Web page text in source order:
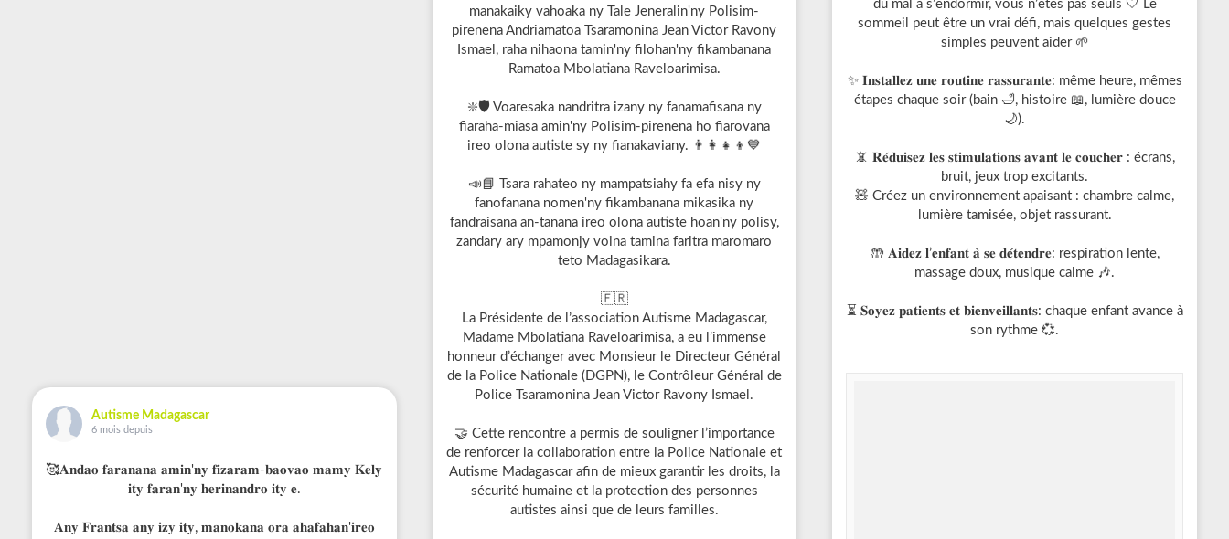
Autisme Madagascar
6 mois depuis
🥰𝐀𝐧𝐝𝐚𝐨 𝐟𝐚𝐫𝐚𝐧𝐚𝐧𝐚 𝐚𝐦𝐢𝐧'𝐧𝐲 𝐟𝐢𝐳𝐚𝐫𝐚𝐦-𝐛𝐚𝐨𝐯𝐚𝐨 𝐦𝐚𝐦𝐲 𝐊𝐞𝐥𝐲
𝐢𝐭𝐲 𝐟𝐚𝐫𝐚𝐧'𝐧𝐲 𝐡𝐞𝐫𝐢𝐧𝐚𝐧𝐝𝐫𝐨 𝐢𝐭𝐲 𝐞.
𝐀𝐧𝐲 𝐅𝐫𝐚𝐧𝐭𝐬𝐚 𝐚𝐧𝐲 𝐢𝐳𝐲 𝐢𝐭𝐲, 𝐦𝐚𝐧𝐨𝐤𝐚𝐧𝐚 𝐨𝐫𝐚 𝐚𝐡𝐚𝐟𝐚𝐡𝐚𝐧'𝐢𝐫𝐞𝐨
manakaiky vahoaka ny Tale Jeneralin'ny Polisim-
pirenena Andriamatoa Tsaramonina Jean Victor Ravony
Ismael, raha nihaona tamin'ny filohan'ny fikambanana
Ramatoa Mbolatiana Raveloarimisa.
❇️🛡️ Voaresaka nandritra izany ny fanamafisana ny
fiaraha-miasa amin'ny Polisim-pirenena ho fiarovana
ireo olona autiste sy ny fianakaviany. 👨‍👩‍👧‍👦💙
📣📘 Tsara rahateo ny mampatsiahy fa efa nisy ny
fanofanana nomen'ny fikambanana mikasika ny
fandraisana an-tanana ireo olona autiste hoan'ny polisy,
zandary ary mpamonjy voina tamina faritra maromaro
teto Madagasikara.
🇫🇷
La Présidente de l’association Autisme Madagascar,
Madame Mbolatiana Raveloarimisa, a eu l’immense
honneur d’échanger avec Monsieur le Directeur Général
de la Police Nationale (DGPN), le Contrôleur Général de
Police Tsaramonina Jean Victor Ravony Ismael.
🤝 Cette rencontre a permis de souligner l’importance
de renforcer la collaboration entre la Police Nationale et
Autisme Madagascar afin de mieux garantir les droits, la
sécurité humaine et la protection des personnes
autistes ainsi que de leurs familles.
du mal à s’endormir, vous n’êtes pas seuls 🤍 Le
sommeil peut être un vrai défi, mais quelques gestes
simples peuvent aider 🌱
✨ 𝐈𝐧𝐬𝐭𝐚𝐥𝐥𝐞𝐳 𝐮𝐧𝐞 𝐫𝐨𝐮𝐭𝐢𝐧𝐞 𝐫𝐚𝐬𝐬𝐮𝐫𝐚𝐧𝐭𝐞: même heure, mêmes
étapes chaque soir (bain 🛁, histoire 📖, lumière douce
🌙).
📵 𝐑𝐞́𝐝𝐮𝐢𝐬𝐞𝐳 𝐥𝐞𝐬 𝐬𝐭𝐢𝐦𝐮𝐥𝐚𝐭𝐢𝐨𝐧𝐬 𝐚𝐯𝐚𝐧𝐭 𝐥𝐞 𝐜𝐨𝐮𝐜𝐡𝐞𝐫 : écrans,
bruit, jeux trop excitants.
🧸 Créez un environnement apaisant : chambre calme,
lumière tamisée, objet rassurant.
🤲 𝐀𝐢𝐝𝐞𝐳 𝐥’𝐞𝐧𝐟𝐚𝐧𝐭 𝐚̀ 𝐬𝐞 𝐝𝐞́𝐭𝐞𝐧𝐝𝐫𝐞: respiration lente,
massage doux, musique calme 🎶.
⏳ 𝐒𝐨𝐲𝐞𝐳 𝐩𝐚𝐭𝐢𝐞𝐧𝐭𝐬 𝐞𝐭 𝐛𝐢𝐞𝐧𝐯𝐞𝐢𝐥𝐥𝐚𝐧𝐭𝐬: chaque enfant avance à
son rythme 💞.